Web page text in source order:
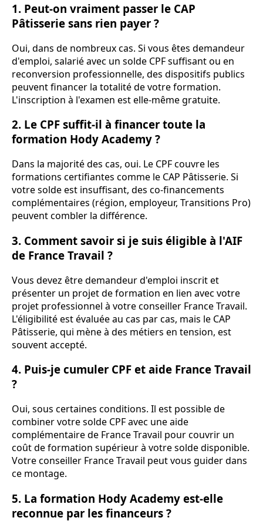
1. Peut-on vraiment passer le CAP
Pâtisserie sans rien payer ?
Oui, dans de nombreux cas. Si vous êtes demandeur
d'emploi, salarié avec un solde CPF suffisant ou en
reconversion professionnelle, des dispositifs publics
peuvent financer la totalité de votre formation.
L'inscription à l'examen est elle-même gratuite.
2. Le CPF suffit-il à financer toute la
formation Hody Academy ?
Dans la majorité des cas, oui. Le CPF couvre les
formations certifiantes comme le CAP Pâtisserie. Si
votre solde est insuffisant, des co-financements
complémentaires (région, employeur, Transitions Pro)
peuvent combler la différence.
3. Comment savoir si je suis éligible à l'AIF
de France Travail ?
Vous devez être demandeur d'emploi inscrit et
présenter un projet de formation en lien avec votre
projet professionnel à votre conseiller France Travail.
L'éligibilité est évaluée au cas par cas, mais le CAP
Pâtisserie, qui mène à des métiers en tension, est
souvent accepté.
4. Puis-je cumuler CPF et aide France Travail
?
Oui, sous certaines conditions. Il est possible de
combiner votre solde CPF avec une aide
complémentaire de France Travail pour couvrir un
coût de formation supérieur à votre solde disponible.
Votre conseiller France Travail peut vous guider dans
ce montage.
5. La formation Hody Academy est-elle
reconnue par les financeurs ?